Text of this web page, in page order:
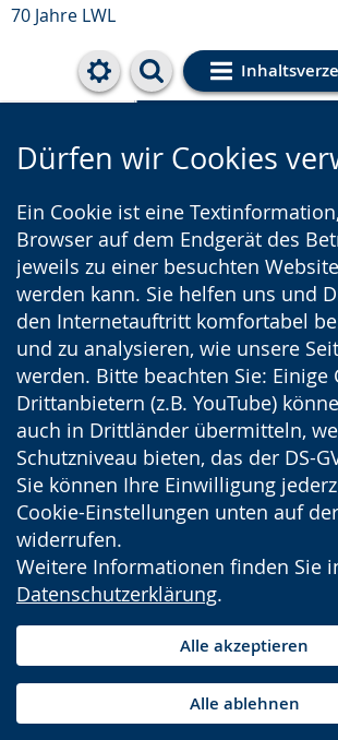
70 Jahre LWL
Cookie-
Dürfen wir Cookies
Ein Cookie ist eine
Browser auf dem Endgerät des
jeweils zu einer besuchten
werden kann. Sie helfen uns und
den Internetauftritt komfortabel
und zu analysieren, wie unsere
werden. Bitte beachten Sie: Einige
Drittanbietern (z.B. YouTube)
auch in Drittländer übermitteln,
Schutzniveau bieten, das der DS-
Sie können Ihre Einwilligung
Cookie-Einstellungen unten auf
widerrufen.
Weitere Informationen finden Sie
Datenschutzerklärung.
Alle akzeptieren
Alle ablehnen